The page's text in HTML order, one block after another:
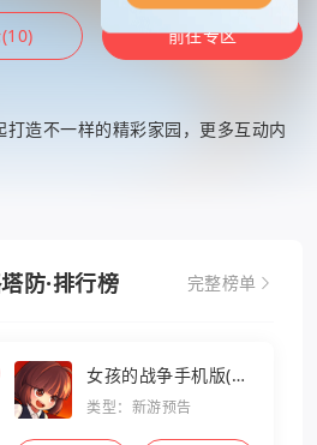
前往专区
造不一样的精彩家园，更多互动内
防·排行榜 完整榜单
女孩的战争手机版(暂
未上线)
类型：新游预告